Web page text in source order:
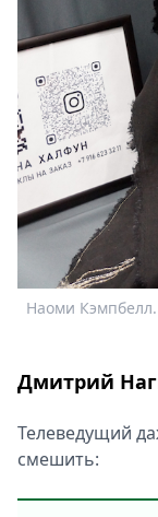
Наоми Кэмпбелл.
Дмитрий
Телеведущий
смешить: